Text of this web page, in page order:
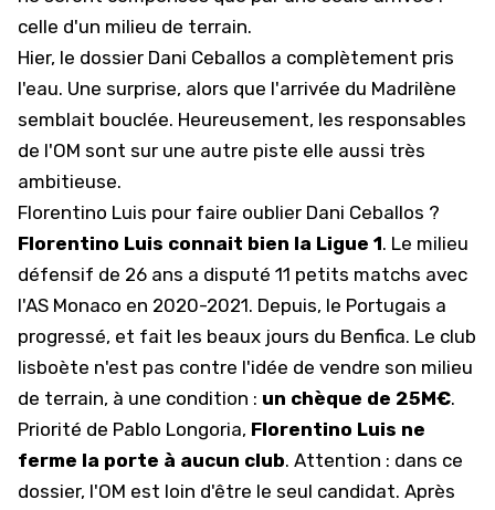
celle d'un milieu de terrain.
Hier, le dossier Dani Ceballos a complètement pris
l'eau. Une surprise, alors que l'arrivée du Madrilène
semblait bouclée. Heureusement, les responsables
de l'OM sont sur une autre piste elle aussi très
ambitieuse.
Florentino Luis pour faire oublier Dani Ceballos ?
Florentino Luis connait bien la Ligue 1. Le milieu
défensif de 26 ans a disputé 11 petits matchs avec
l'AS Monaco en 2020-2021. Depuis, le Portugais a
progressé, et fait les beaux jours du Benfica. Le club
lisboète n'est pas contre l'idée de vendre son milieu
de terrain, à une condition : un chèque de 25M€.
Priorité de Pablo Longoria, Florentino Luis ne
ferme la porte à aucun club. Attention : dans ce
dossier, l'OM est loin d'être le seul candidat. Après